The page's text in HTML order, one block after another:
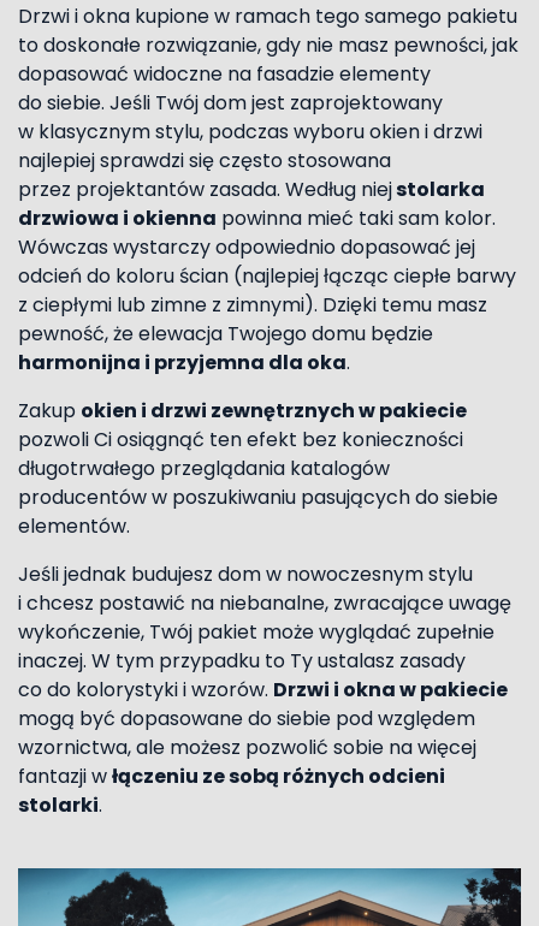
Drzwi i okna kupione w ramach tego samego pakietu
to doskonałe rozwiązanie, gdy nie masz pewności, jak
dopasować widoczne na fasadzie elementy
do siebie. Jeśli Twój dom jest zaprojektowany
w klasycznym stylu, podczas wyboru okien i drzwi
najlepiej sprawdzi się często stosowana
przez projektantów zasada. Według niejstolarka
drzwiowa i okienna powinna mieć taki sam kolor.
Wówczas wystarczy odpowiednio dopasować jej
odcień do koloru ścian (najlepiej łącząc ciepłe barwy
z ciepłymi lub zimne z zimnymi). Dzięki temu masz
pewność, że elewacja Twojego domu będzie
harmonijna i przyjemna dla oka.
Zakup okien i drzwi zewnętrznych w pakiecie
pozwoli Ci osiągnąć ten efekt bez konieczności
długotrwałego przeglądania katalogów
producentów w poszukiwaniu pasujących do siebie
elementów.
Jeśli jednak budujesz dom w nowoczesnym stylu
i chcesz postawić na niebanalne, zwracające uwagę
wykończenie, Twój pakiet może wyglądać zupełnie
inaczej. W tym przypadku to Ty ustalasz zasady
co do kolorystyki i wzorów. Drzwi i okna w pakiecie
mogą być dopasowane do siebie pod względem
wzornictwa, ale możesz pozwolić sobie na więcej
fantazji włączeniu ze sobą różnych odcieni
stolarki.